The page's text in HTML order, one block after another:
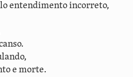
entendimento incorreto,
e morte.